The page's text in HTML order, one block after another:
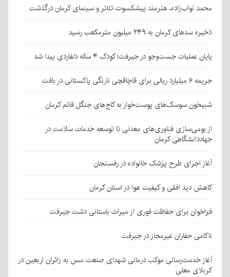
محمد نواب‌زاده، هنرمند پیشکسوت تئاتر و سینمای کرمان درگذشت
ذخیره سدهای کرمان به ۲۴۹ میلیون مترمکعب رسید
پایان عملیات جست‌وجو در جیرفت؛ کودک ۴ ساله دلفاردی پیدا شد
جریمه ۶ میلیارد ریالی برای قاچاقچی نارنگی پاکستانی در بافت
شبیخون سوسک‌های پوست‌خوار به کاج‌های جنگل قائم کرمان
از بومی‌سازی فناوری‌های معدنی تا توسعه خدمات سلامت در
جهاددانشگاهی کرمان
آغاز اجرای طرح پزشک خانواده در رفسنجان
کاهش دید افقی و کیفیت هوا در استان کرمان
فراخوان برای حفاظت فوری از میراث باستانی دشت جیرفت
ناکامی حفاران غیرمجاز در جیرفت
آغاز خدمت‌رسانی موکب درمانی شهدای صنعت مس به زائران اربعین در
کربلای معلی